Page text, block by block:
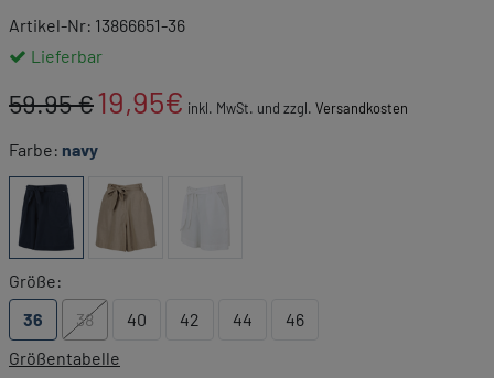
Artikel-Nr: 13866651-36
Lieferbar
59.95 €19,95€ inkl. MwSt. und zzgl. Versandkosten
Farbe: navy
Größe:
36
38 40 42 44
46
Größentabelle